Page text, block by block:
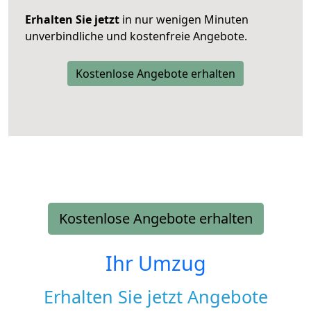
Erhalten Sie jetzt in nur wenigen Minuten
unverbindliche und kostenfreie Angebote.
Kostenlose Angebote erhalten
Kostenlose Angebote erhalten
Ihr Umzug
Erhalten Sie jetzt Angebote